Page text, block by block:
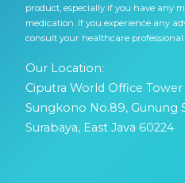
product, especially if you have any
medication. If you experience any
consult your healthcare
Our Location:
Ciputra World Office Tower
Sungkono No.89, Gunung
Surabaya, East Java 60224